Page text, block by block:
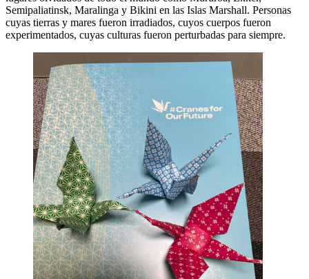
Semipaliatinsk, Maralinga y Bikini en las Islas Marshall. Personas
cuyas tierras y mares fueron irradiados, cuyos cuerpos fueron
experimentados, cuyas culturas fueron perturbadas para siempre.